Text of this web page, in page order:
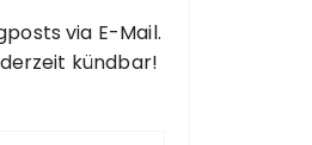
via E-Mail.
kündbar!